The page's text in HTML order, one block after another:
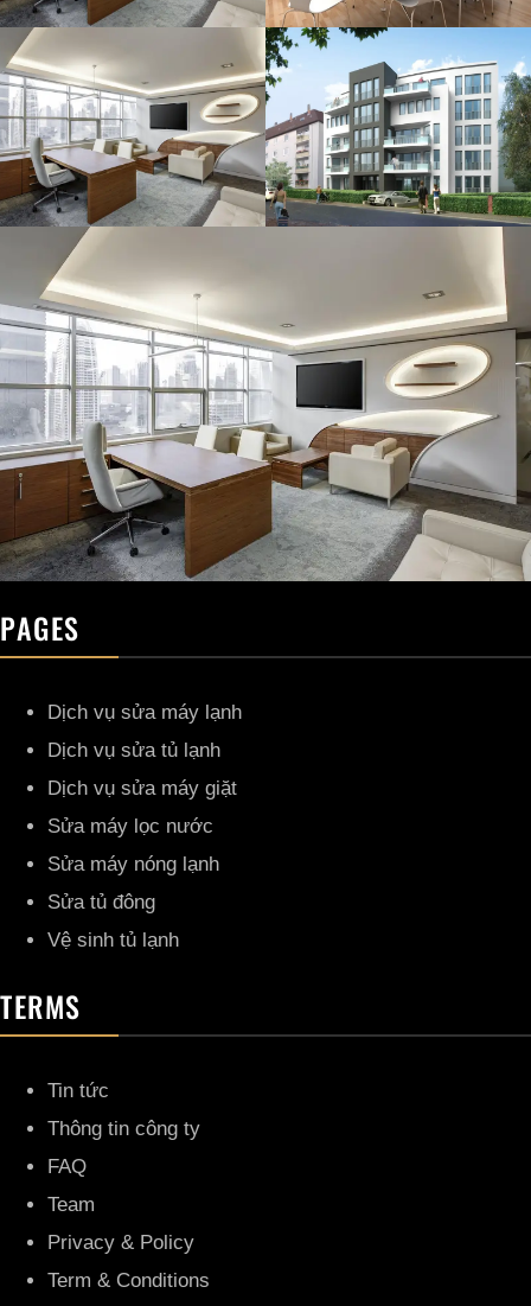
PAGES
Dịch vụ sửa máy lạnh
Dịch vụ sửa tủ lạnh
Dịch vụ sửa máy giặt
Sửa máy lọc nước
Sửa máy nóng lạnh
Sửa tủ đông
Vệ sinh tủ lạnh
TERMS
Tin tức
Thông tin công ty
FAQ
Team
Privacy & Policy
Term & Conditions